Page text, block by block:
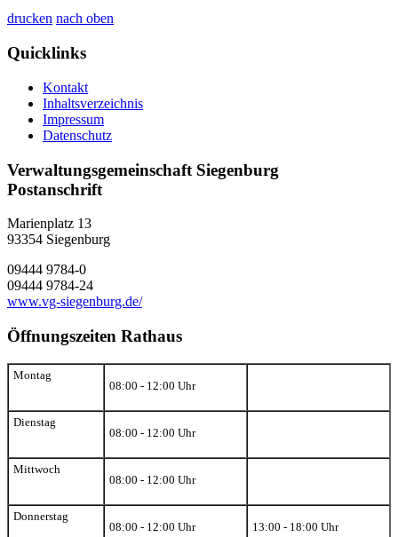
drucken nach oben
Quicklinks
Kontakt
Inhaltsverzeichnis
Impressum
Datenschutz
Verwaltungsgemeinschaft Siegenburg
Postanschrift
Marienplatz 13
93354 Siegenburg
09444 9784-0
09444 9784-24
www.vg-siegenburg.de/
Öffnungszeiten Rathaus
Montag
08:00 - 12:00 Uhr
Dienstag
08:00 - 12:00 Uhr
Mittwoch
08:00 - 12:00 Uhr
Donnerstag
08:00 - 12:00 Uhr
13:00 - 18:00 Uhr